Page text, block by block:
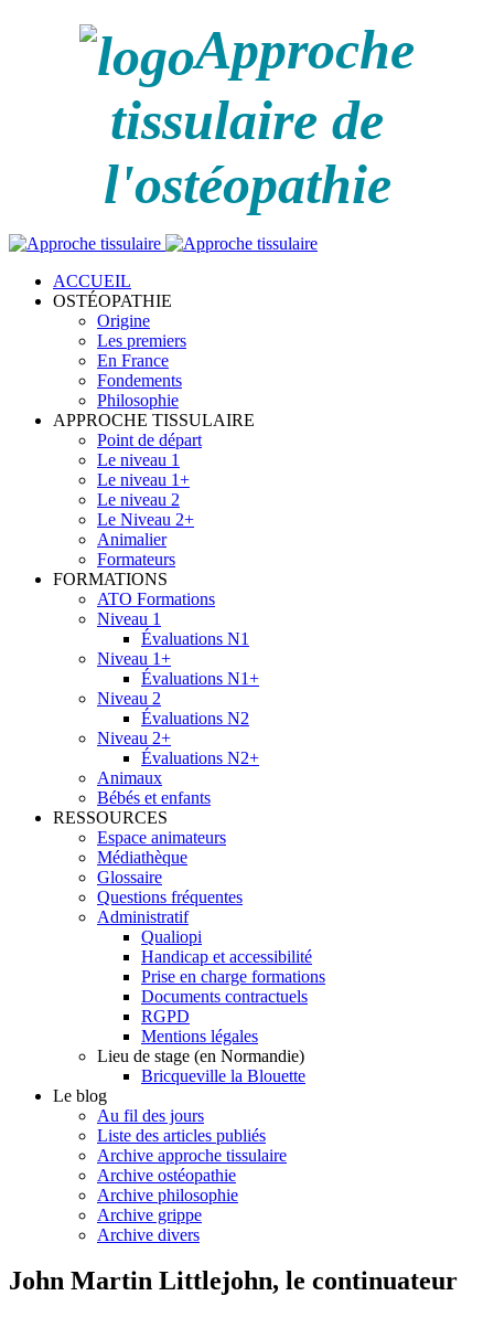
Approche
tissulaire de
l'ostéopathie
ACCUEIL
OSTÉOPATHIE
Origine
Les premiers
En France
Fondements
Philosophie
APPROCHE TISSULAIRE
Point de départ
Le niveau 1
Le niveau 1+
Le niveau 2
Le Niveau 2+
Animalier
Formateurs
FORMATIONS
ATO Formations
Niveau 1
Évaluations N1
Niveau 1+
Évaluations N1+
Niveau 2
Évaluations N2
Niveau 2+
Évaluations N2+
Animaux
Bébés et enfants
RESSOURCES
Espace animateurs
Médiathèque
Glossaire
Questions fréquentes
Administratif
Qualiopi
Handicap et accessibilité
Prise en charge formations
Documents contractuels
RGPD
Mentions légales
Lieu de stage (en Normandie)
Bricqueville la Blouette
Le blog
Au fil des jours
Liste des articles publiés
Archive approche tissulaire
Archive ostéopathie
Archive philosophie
Archive grippe
Archive divers
John Martin Littlejohn, le continuateur